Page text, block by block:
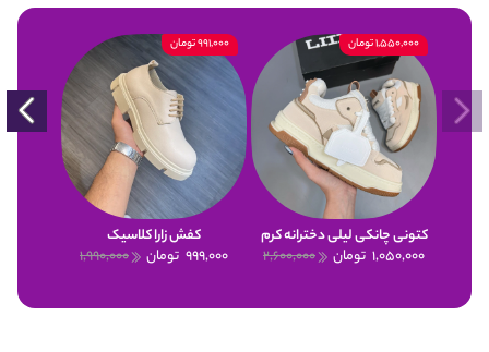
1,550,000 تومان
کتونی چانکی لیلی دخترانه کرم
1,050,000 تومان 2,600,000
991,000 تومان
کفش زارا کلاسیک
999,000 تومان 1,990,000